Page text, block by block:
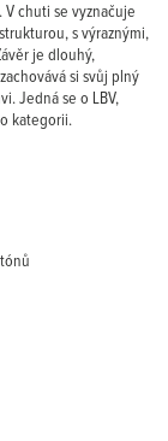
chuti se vyznačuje
s výraznými,
je dlouhý,
si svůj plný
Jedná se o LBV,
kategorii.